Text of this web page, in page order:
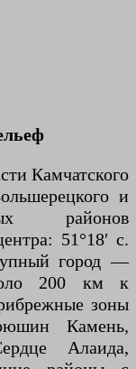
Камчатского
и
районов
51°18′ с.
город —
200 км к
зоны
Камень,
Алаида,